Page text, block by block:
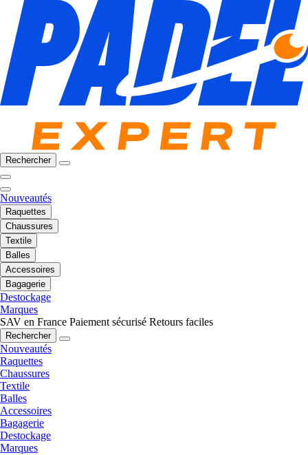
Rechercher
Nouveautés
Raquettes
Chaussures
Textile
Balles
Accessoires
Bagagerie
Destockage
Marques
SAV en France Paiement sécurisé Retours faciles
Rechercher
Nouveautés
Raquettes
Chaussures
Textile
Balles
Accessoires
Bagagerie
Destockage
Marques